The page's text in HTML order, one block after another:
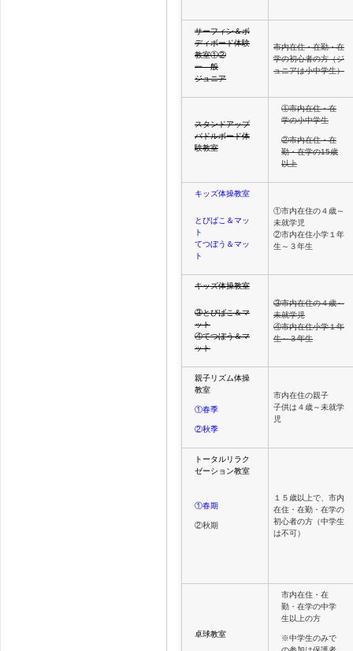
サーフィン＆ボ
ディボード体験
教室①②
一 般
ジュニア
市内在住・在勤・在
学の初心者の方（ジ
ュニアは小中学生）
スタンドアップ
パドルボード体
験教室
①市内在住・在
学の小中学生
②市内在住・在
勤・在学の15歳
以上
キッズ体操教室
とびばこ＆マッ
ト
てつぼう＆マッ
ト
①市内在住の４歳～
未就学児
②市内在住小学１年
生～３年生
キッズ体操教室
③とびばこ＆マ
ット
④てつぼう＆マ
ット
③市内在住の４歳～
未就学児
④市内在住小学１年
生～３年生
親子リズム体操
教室
①春季
②秋季
市内在住の親子
子供は４歳～未就学
児
トータルリラク
ゼーション教室
①春期
②秋期
１５歳以上で、市内
在住・在勤・在学の
初心者の方（中学生
は不可）
卓球教室
市内在住・在
勤・在学の中学
生以上の方
※中学生のみで